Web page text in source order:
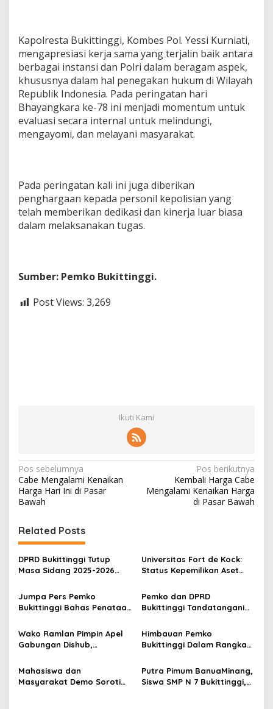
Kapolresta Bukittinggi, Kombes Pol. Yessi Kurniati,
mengapresiasi kerja sama yang terjalin baik antara
berbagai instansi dan Polri dalam beragam aspek,
khususnya dalam hal penegakan hukum di Wilayah
Republik Indonesia. Pada peringatan hari
Bhayangkara ke-78 ini menjadi momentum untuk
evaluasi secara internal untuk melindungi,
mengayomi, dan melayani masyarakat.
Pada peringatan kali ini juga diberikan
penghargaan kepada personil kepolisian yang
telah memberikan dedikasi dan kinerja luar biasa
dalam melaksanakan tugas.
Sumber: Pemko Bukittinggi.
Post Views: 3,269
Ikuti Kami
N
a
v
i
g
a
s
i
p
s
Pos sebelumnya
Cabe Mengalami Kenaikan
Harga Hari Ini di Pasar
Bawah
Pos berikutnya
Kembali Harga Cabe
Mengalami Kenaikan Harga
di Pasar Bawah
Related Posts
DPRD Bukittinggi Tutup
Masa Sidang 2025-2026
2026-2027, Wako Ramlan
Beri Apresiasi
Universitas Fort de Kock:
Status Kepemilikan Aset
Milik Yayasan Berdasarkan
Putusan Mahkamah Agung
Nomor 2108/K/Pdt/2022
Jumpa Pers Pemko
Bukittinggi Bahas Penataan
Kampus UFDK
Pemko dan DPRD
Bukittinggi Tandatangani
Perubahan KUA-PPAS APBD
2026
Wako Ramlan Pimpin Apel
Gabungan Dishub,
Persiapan Angkutan Gratis
Pelajar
Himbauan Pemko
Bukittinggi Dalam Rangka
Tahun ke-81 Kemerdekaan
Republik Indonesia
Mahasiswa dan
Masyarakat Demo Soroti
Putra Pimum BanuaMinang,
Siswa SMP N 7 Bukittinggi,